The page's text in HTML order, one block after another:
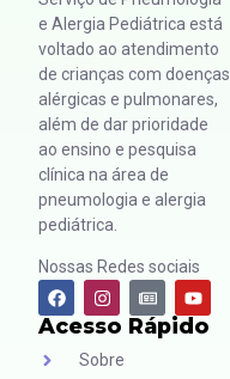
e Alergia Pediátrica está
voltado ao atendimento
de crianças com doenças
alérgicas e pulmonares,
além de dar prioridade
ao ensino e pesquisa
clínica na área de
pneumologia e alergia
pediátrica.
Nossas Redes sociais
Acesso Rápido
Sobre